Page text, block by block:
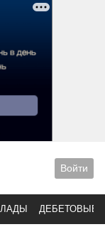
Войти
ДЕБЕТОВЫЕ